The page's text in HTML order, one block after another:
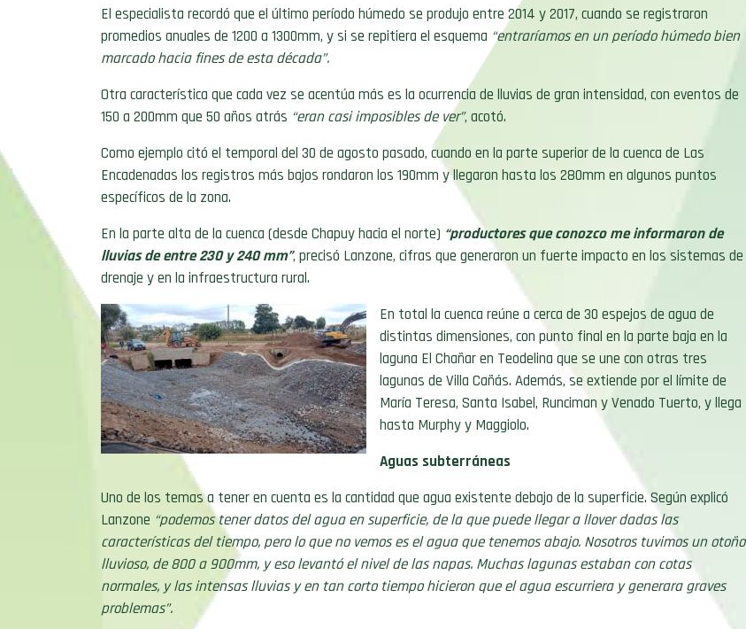
El especialista recordó que el último período húmedo se produjo entre 2014 y 2017, cuando se registraron
promedios anuales de 1200 a 1300mm, y si se repitiera el esquema “entraríamos en un período húmedo bien
marcado hacia fines de esta década”.
Otra característica que cada vez se acentúa más es la ocurrencia de lluvias de gran intensidad, con eventos de
150 a 200mm que 50 años atrás “eran casi imposibles de ver”, acotó.
Como ejemplo citó el temporal del 30 de agosto pasado, cuando en la parte superior de la cuenca de Las
Encadenadas los registros más bajos rondaron los 190mm y llegaron hasta los 280mm en algunos puntos
específicos de la zona.
En la parte alta de la cuenca (desde Chapuy hacia el norte) “productores que conozco me informaron de
lluvias de entre 230 y 240 mm”, precisó Lanzone, cifras que generaron un fuerte impacto en los sistemas de
drenaje y en la infraestructura rural.
En total la cuenca reúne a cerca de 30 espejos de agua de
distintas dimensiones, con punto final en la parte baja en la
laguna El Chañar en Teodelina que se une con otras tres
lagunas de Villa Cañás. Además, se extiende por el límite de
María Teresa, Santa Isabel, Runciman y Venado Tuerto, y llega
hasta Murphy y Maggiolo.
Aguas subterráneas
Uno de los temas a tener en cuenta es la cantidad que agua existente debajo de la superficie. Según explicó
Lanzone “podemos tener datos del agua en superficie, de la que puede llegar a llover dadas las
características del tiempo, pero lo que no vemos es el agua que tenemos abajo. Nosotros tuvimos un otoño
lluvioso, de 800 a 900mm, y eso levantó el nivel de las napas. Muchas lagunas estaban con cotas
normales, y las intensas lluvias y en tan corto tiempo hicieron que el agua escurriera y generara graves
problemas”.